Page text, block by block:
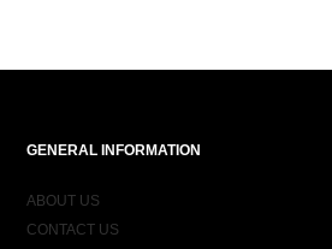
GENERAL INFORMATION
ABOUT US
CONTACT US